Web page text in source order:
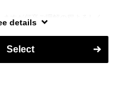
ますが何卒ご理解の程よろしく
details
Select